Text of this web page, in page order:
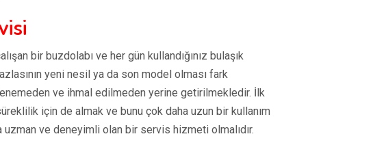
bir buzdolabı ve her gün kullandığınız bulaşık
yeni nesil ya da son model olması fark
ve ihmal edilmeden yerine getirilmekledir. İlk
için de almak ve bunu çok daha uzun bir kullanım
ve deneyimli olan bir servis hizmeti olmalıdır.